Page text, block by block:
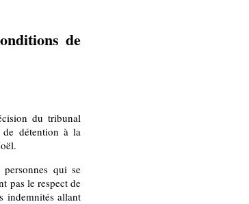
de
du tribunal
de détention à la
qui se
pas le respect de
indemnités allant